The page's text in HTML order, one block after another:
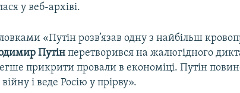
у веб-архіві.
«Путін розв’язав одну з найбільш
Путін перетворився на жалюгідного
прикрити провали в економіці. Путін
війну і веде Росію у прірву».